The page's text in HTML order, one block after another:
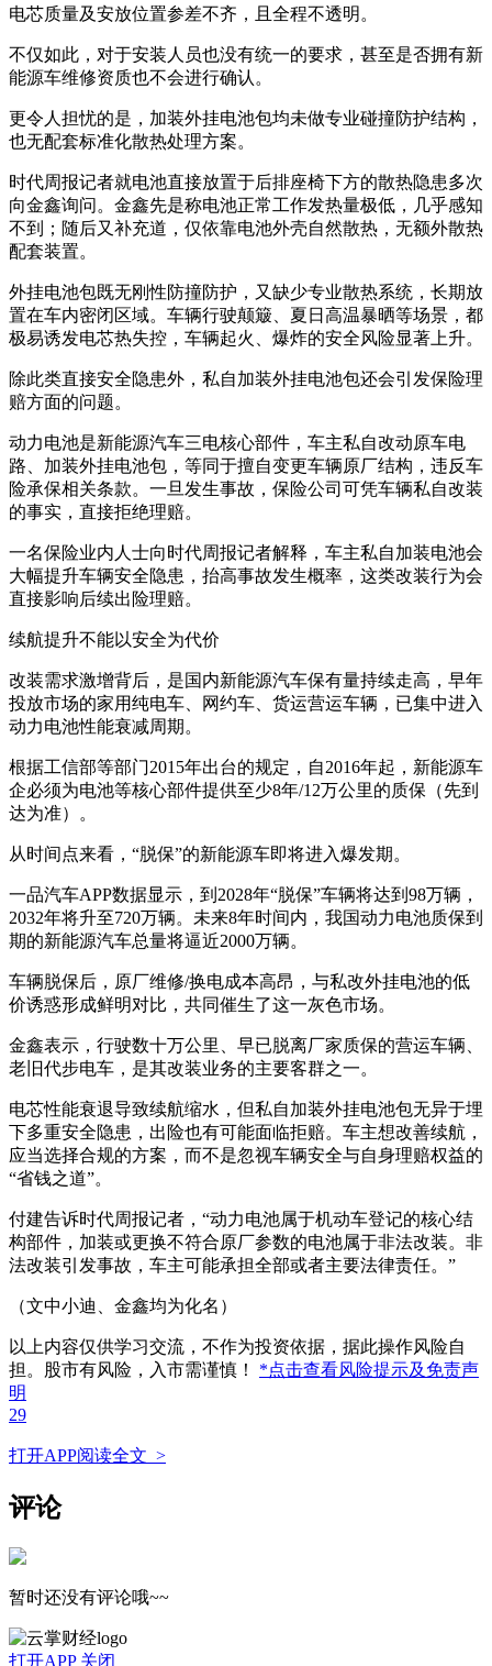
电芯质量及安放位置参差不齐，且全程不透明。
不仅如此，对于安装人员也没有统一的要求，甚至是否拥有新
能源车维修资质也不会进行确认。
更令人担忧的是，加装外挂电池包均未做专业碰撞防护结构，
也无配套标准化散热处理方案。
时代周报记者就电池直接放置于后排座椅下方的散热隐患多次
向金鑫询问。金鑫先是称电池正常工作发热量极低，几乎感知
不到；随后又补充道，仅依靠电池外壳自然散热，无额外散热
配套装置。
外挂电池包既无刚性防撞防护，又缺少专业散热系统，长期放
置在车内密闭区域。车辆行驶颠簸、夏日高温暴晒等场景，都
极易诱发电芯热失控，车辆起火、爆炸的安全风险显著上升。
除此类直接安全隐患外，私自加装外挂电池包还会引发保险理
赔方面的问题。
动力电池是新能源汽车三电核心部件，车主私自改动原车电
路、加装外挂电池包，等同于擅自变更车辆原厂结构，违反车
险承保相关条款。一旦发生事故，保险公司可凭车辆私自改装
的事实，直接拒绝理赔。
一名保险业内人士向时代周报记者解释，车主私自加装电池会
大幅提升车辆安全隐患，抬高事故发生概率，这类改装行为会
直接影响后续出险理赔。
续航提升不能以安全为代价
改装需求激增背后，是国内新能源汽车保有量持续走高，早年
投放市场的家用纯电车、网约车、货运营运车辆，已集中进入
动力电池性能衰减周期。
根据工信部等部门2015年出台的规定，自2016年起，新能源车
企必须为电池等核心部件提供至少8年/12万公里的质保（先到
达为准）。
从时间点来看，“脱保”的新能源车即将进入爆发期。
一品汽车APP数据显示，到2028年“脱保”车辆将达到98万辆，
2032年将升至720万辆。未来8年时间内，我国动力电池质保到
期的新能源汽车总量将逼近2000万辆。
车辆脱保后，原厂维修/换电成本高昂，与私改外挂电池的低
价诱惑形成鲜明对比，共同催生了这一灰色市场。
金鑫表示，行驶数十万公里、早已脱离厂家质保的营运车辆、
老旧代步电车，是其改装业务的主要客群之一。
电芯性能衰退导致续航缩水，但私自加装外挂电池包无异于埋
下多重安全隐患，出险也有可能面临拒赔。车主想改善续航，
应当选择合规的方案，而不是忽视车辆安全与自身理赔权益的
“省钱之道”。
付建告诉时代周报记者，“动力电池属于机动车登记的核心结
构部件，加装或更换不符合原厂参数的电池属于非法改装。非
法改装引发事故，车主可能承担全部或者主要法律责任。”
（文中小迪、金鑫均为化名）
以上内容仅供学习交流，不作为投资依据，据此操作风险自
担。股市有风险，入市需谨慎！ *点击查看风险提示及免责声
明
29
打开APP阅读全文 >
评论
暂时还没有评论哦~~
打开APP 关闭